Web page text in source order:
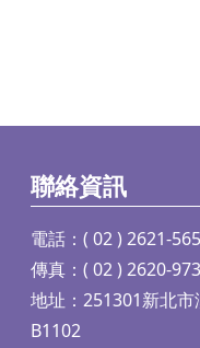
聯絡資訊
電話：( 02 ) 2621-
傳真：( 02 ) 2620-
地址：251301新北
B1102